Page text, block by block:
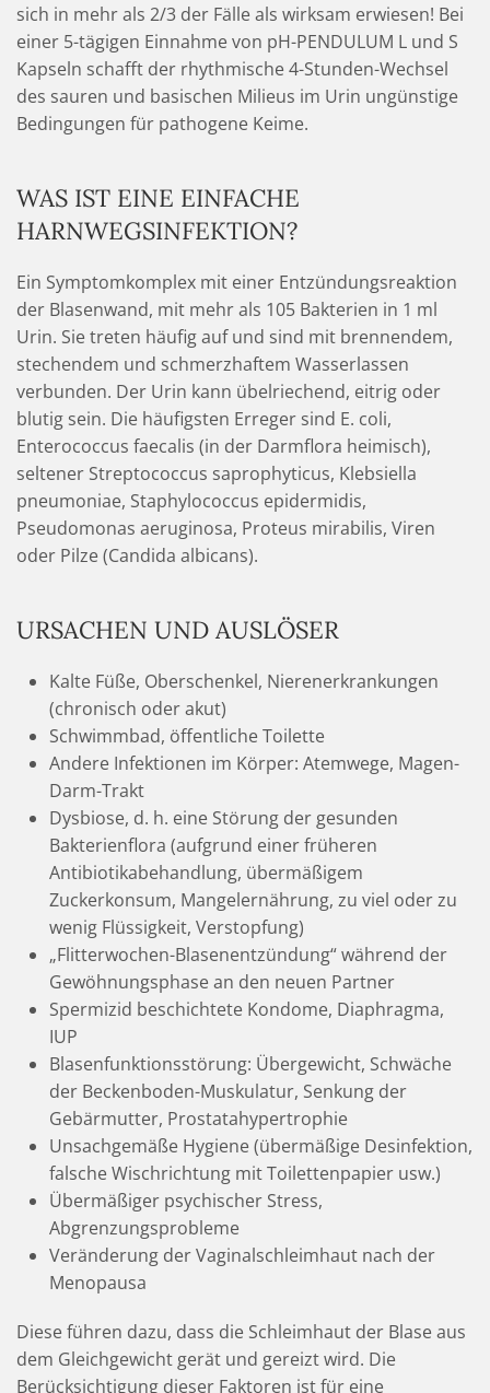
sich in mehr als 2/3 der Fälle als wirksam erwiesen! Bei
einer 5-tägigen Einnahme von pH-PENDULUM L und S
Kapseln schafft der rhythmische 4-Stunden-Wechsel
des sauren und basischen Milieus im Urin ungünstige
Bedingungen für pathogene Keime.
WAS IST EINE EINFACHE
HARNWEGSINFEKTION?
Ein Symptomkomplex mit einer Entzündungsreaktion
der Blasenwand, mit mehr als 105 Bakterien in 1 ml
Urin. Sie treten häufig auf und sind mit brennendem,
stechendem und schmerzhaftem Wasserlassen
verbunden. Der Urin kann übelriechend, eitrig oder
blutig sein. Die häufigsten Erreger sind E. coli,
Enterococcus faecalis (in der Darmflora heimisch),
seltener Streptococcus saprophyticus, Klebsiella
pneumoniae, Staphylococcus epidermidis,
Pseudomonas aeruginosa, Proteus mirabilis, Viren
oder Pilze (Candida albicans).
URSACHEN UND AUSLÖSER
Kalte Füße, Oberschenkel, Nierenerkrankungen
(chronisch oder akut)
Schwimmbad, öffentliche Toilette
Andere Infektionen im Körper: Atemwege, Magen-
Darm-Trakt
Dysbiose, d. h. eine Störung der gesunden
Bakterienflora (aufgrund einer früheren
Antibiotikabehandlung, übermäßigem
Zuckerkonsum, Mangelernährung, zu viel oder zu
wenig Flüssigkeit, Verstopfung)
„Flitterwochen-Blasenentzündung“ während der
Gewöhnungsphase an den neuen Partner
Spermizid beschichtete Kondome, Diaphragma,
IUP
Blasenfunktionsstörung: Übergewicht, Schwäche
der Beckenboden-Muskulatur, Senkung der
Gebärmutter, Prostatahypertrophie
Unsachgemäße Hygiene (übermäßige Desinfektion,
falsche Wischrichtung mit Toilettenpapier usw.)
Übermäßiger psychischer Stress,
Abgrenzungsprobleme
Veränderung der Vaginalschleimhaut nach der
Menopausa
Diese führen dazu, dass die Schleimhaut der Blase aus
dem Gleichgewicht gerät und gereizt wird. Die
Berücksichtigung dieser Faktoren ist für eine